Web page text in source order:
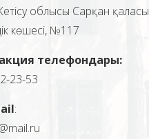
облысы Сарқан қаласы
көшесі, №117
телефондары:
23-53
: